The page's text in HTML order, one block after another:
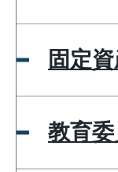
固定
教育